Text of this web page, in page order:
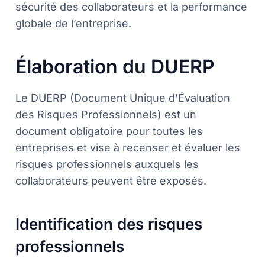
sécurité des collaborateurs et la performance
globale de l’entreprise.
Élaboration du DUERP
Le DUERP (Document Unique d’Évaluation
des Risques Professionnels) est un
document obligatoire pour toutes les
entreprises et vise à recenser et évaluer les
risques professionnels auxquels les
collaborateurs peuvent être exposés.
Identification des risques
professionnels